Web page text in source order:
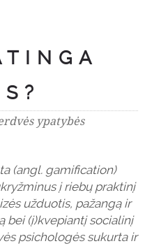
ypatybės
(angl. gamification)
į riebų praktinį
užduotis, pažangą ir
bei (į)kvepiantį socialinį
psichologės sukurta ir